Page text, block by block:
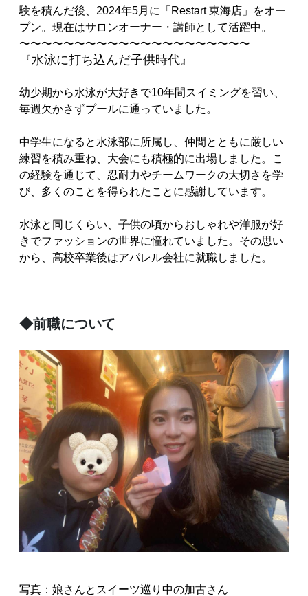
験を積んだ後、2024年5月に「Restart 東海店」をオー
プン。現在はサロンオーナー・講師として活躍中。
〜〜〜〜〜〜〜〜〜〜〜〜〜〜〜〜〜〜〜〜〜
『水泳に打ち込んだ子供時代』
幼少期から水泳が大好きで10年間スイミングを習い、
毎週欠かさずプールに通っていました。
中学生になると水泳部に所属し、仲間とともに厳しい
練習を積み重ね、大会にも積極的に出場しました。こ
の経験を通じて、忍耐力やチームワークの大切さを学
び、多くのことを得られたことに感謝しています。
水泳と同じくらい、子供の頃からおしゃれや洋服が好
きでファッションの世界に憧れていました。その思い
から、高校卒業後はアパレル会社に就職しました。
◆前職について
写真：娘さんとスイーツ巡り中の加古さん